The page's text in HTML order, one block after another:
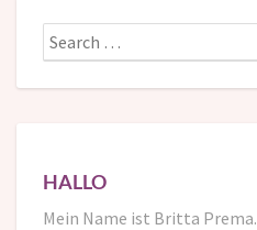
Search
for:
HALLO
Mein Name ist Britta Prema.